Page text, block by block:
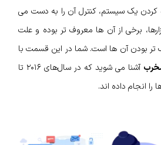
کردن یک سیستم، کنترل آن را به دست می
برخی از آن ها معروف تر بوده و علت
تر بودن آن ها است. شما در این قسمت با
آشنا می‌ شوید که در سال‌های ۲۰۱۶ تا